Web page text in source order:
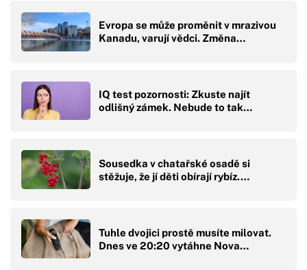
Evropa se může proměnit v mrazivou
Kanadu, varují vědci. Změna…
IQ test pozornosti: Zkuste najít
odlišný zámek. Nebude to tak…
Sousedka v chatařské osadě si
stěžuje, že jí děti obírají rybíz.…
Tuhle dvojici prostě musíte milovat.
Dnes ve 20:20 vytáhne Nova…